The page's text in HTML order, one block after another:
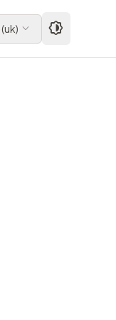
(uk)